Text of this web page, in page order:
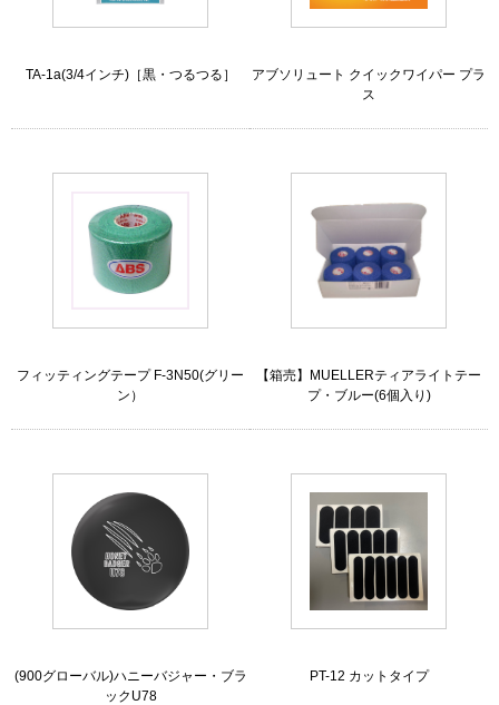
TA-1a(3/4インチ)［黒・つるつる］
アブソリュート クイックワイパー プラ
ス
フィッティングテープ F-3N50(グリー
ン）
【箱売】MUELLERティアライトテー
プ・ブルー(6個入り)
(900グローバル)ハニーバジャー・ブラ
ックU78
PT-12 カットタイプ